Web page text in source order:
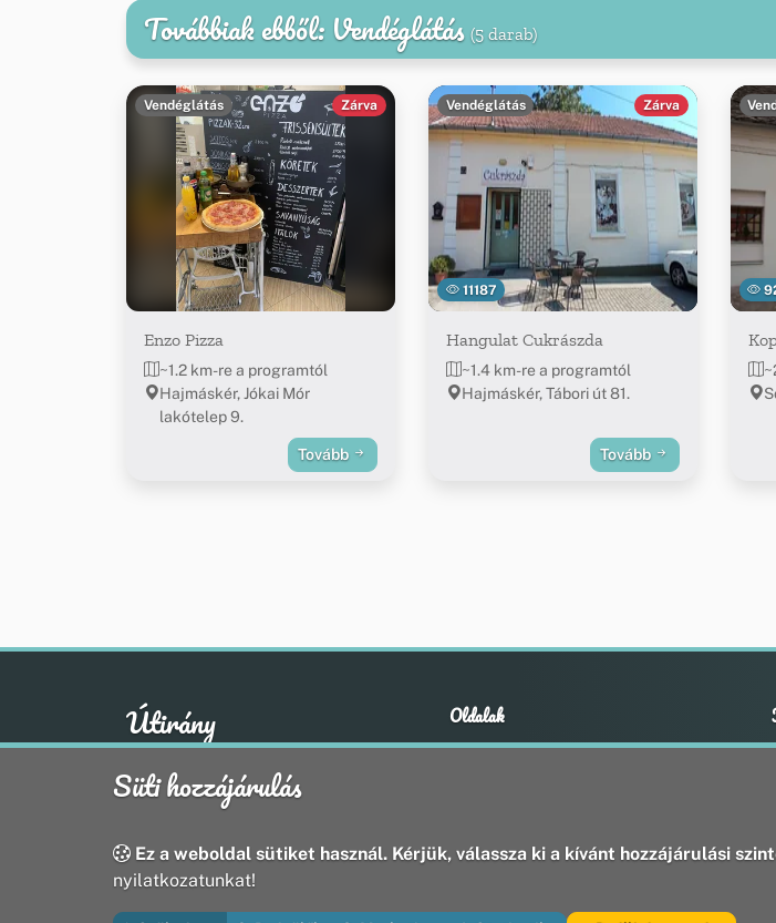
Továbbiak ebből: Vendéglátás (5 darab)
Vendéglátás Zárva
Enzo Pizza
~1.2 km-re a programtól
Hajmáskér, Jókai Mór
lakótelep 9.
Tovább
11187
Vendéglátás Zárva
Hangulat Cukrászda
~1.4 km-re a programtól
Hajmáskér, Tábori út 81.
Tovább
Útirány Oldalak
Hírek
Süti hozzájárulás
Ez a weboldal sütiket használ. Kérjük, válassza ki a kívánt hozzájárulási
nyilatkozatunkat!